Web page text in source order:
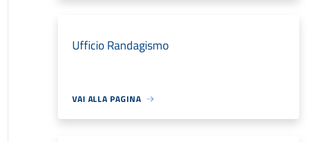
Ufficio Randagismo
VAI ALLA PAGINA